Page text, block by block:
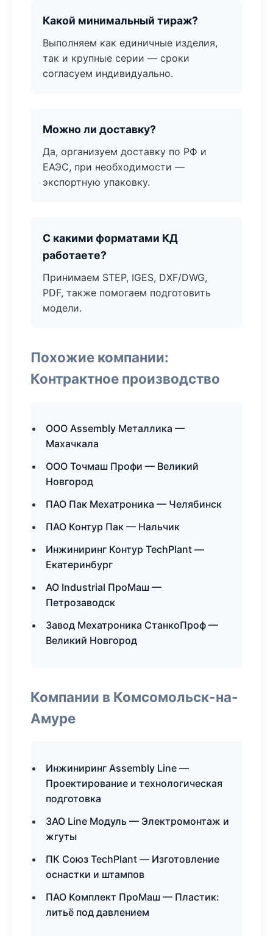
Какой минимальный тираж?
Выполняем как единичные изделия,
так и крупные серии — сроки
согласуем индивидуально.
Можно ли доставку?
Да, организуем доставку по РФ и
ЕАЭС, при необходимости —
экспортную упаковку.
С какими форматами КД
работаете?
Принимаем STEP, IGES, DXF/DWG,
PDF, также помогаем подготовить
модели.
Похожие компании:
Контрактное производство
ООО Assembly Металлика —
Махачкала
ООО Точмаш Профи — Великий
Новгород
ПАО Пак Мехатроника — Челябинск
ПАО Контур Пак — Нальчик
Инжиниринг Контур TechPlant —
Екатеринбург
АО Industrial ПроМаш —
Петрозаводск
Завод Мехатроника СтанкоПроф —
Великий Новгород
Компании в Комсомольск-на-
Амуре
Инжиниринг Assembly Line —
Проектирование и технологическая
подготовка
ЗАО Line Модуль — Электромонтаж и
жгуты
ПК Союз TechPlant — Изготовление
оснастки и штампов
ПАО Комплект ПроМаш — Пластик:
литьё под давлением